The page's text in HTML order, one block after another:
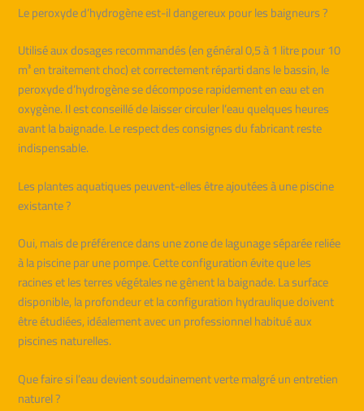
Le peroxyde d’hydrogène est-il dangereux pour les baigneurs ?
Utilisé aux dosages recommandés (en général 0,5 à 1 litre pour 10
m³ en traitement choc) et correctement réparti dans le bassin, le
peroxyde d’hydrogène se décompose rapidement en eau et en
oxygène. Il est conseillé de laisser circuler l’eau quelques heures
avant la baignade. Le respect des consignes du fabricant reste
indispensable.
Les plantes aquatiques peuvent-elles être ajoutées à une piscine
existante ?
Oui, mais de préférence dans une zone de lagunage séparée reliée
à la piscine par une pompe. Cette configuration évite que les
racines et les terres végétales ne gênent la baignade. La surface
disponible, la profondeur et la configuration hydraulique doivent
être étudiées, idéalement avec un professionnel habitué aux
piscines naturelles.
Que faire si l’eau devient soudainement verte malgré un entretien
naturel ?